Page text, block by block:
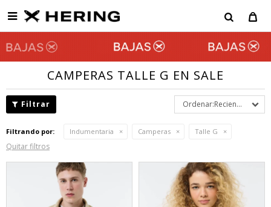

CAMPERAS TALLE G EN SALE
Recientes
Filtrando por: Indumentaria Camperas Talle G
Quitar filtros